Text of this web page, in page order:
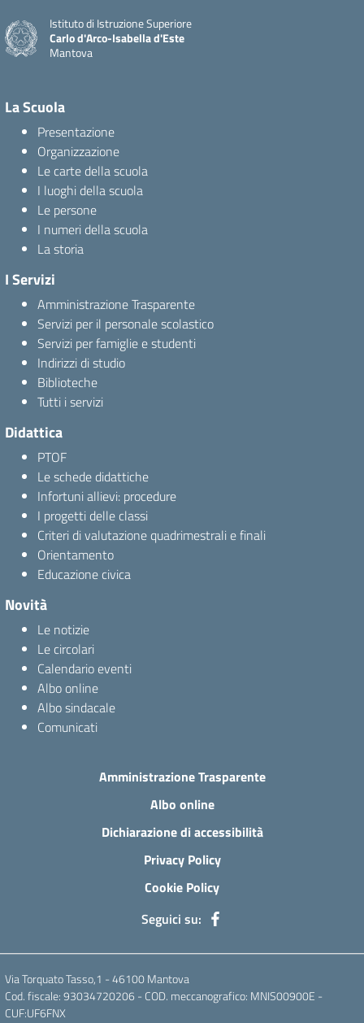
Istituto di Istruzione Superiore
Carlo d'Arco-Isabella d'Este
Mantova
La Scuola
Presentazione
Organizzazione
Le carte della scuola
I luoghi della scuola
Le persone
I numeri della scuola
La storia
I Servizi
Amministrazione Trasparente
Servizi per il personale scolastico
Servizi per famiglie e studenti
Indirizzi di studio
Biblioteche
Tutti i servizi
Didattica
PTOF
Le schede didattiche
Infortuni allievi: procedure
I progetti delle classi
Criteri di valutazione quadrimestrali e finali
Orientamento
Educazione civica
Novità
Le notizie
Le circolari
Calendario eventi
Albo online
Albo sindacale
Comunicati
Amministrazione Trasparente
Albo online
Dichiarazione di accessibilità
Privacy Policy
Cookie Policy
Seguici su:
Via Torquato Tasso,1 - 46100 Mantova
Cod. fiscale: 93034720206 - COD. meccanografico: MNIS00900E -
CUF:UF6FNX